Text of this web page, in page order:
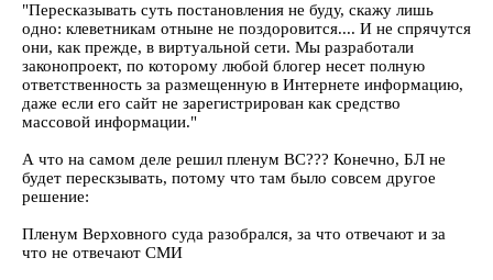
"Пересказывать суть постановления не буду, скажу лишь
одно: клеветникам отныне не поздоровится.... И не спрячутся
они, как прежде, в виртуальной сети. Мы разработали
законопроект, по которому любой блогер несет полную
ответственность за размещенную в Интернете информацию,
даже если его сайт не зарегистрирован как средство
массовой информации."
А что на самом деле решил пленум ВС??? Конечно, БЛ не
будет перескзывать, потому что там было совсем другое
решение:
Пленум Верховного суда разобрался, за что отвечают и за
что не отвечают СМИ